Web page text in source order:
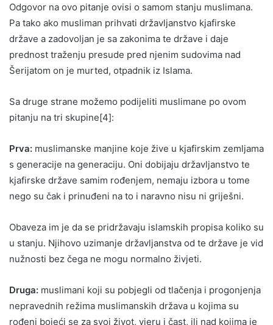
Odgovor na ovo pitanje ovisi o samom stanju muslimana.
Pa tako ako musliman prihvati državljanstvo kjafirske
države a zadovoljan je sa zakonima te države i daje
prednost traženju presude pred njenim sudovima nad
Šerijatom on je murted, otpadnik iz Islama.
Sa druge strane možemo podijeliti muslimane po ovom
pitanju na tri skupine[4]:
Prva: muslimanske manjine koje žive u kjafirskim zemljama
s generacije na generaciju. Oni dobijaju državljanstvo te
kjafirske države samim rođenjem, nemaju izbora u tome
nego su čak i prinuđeni na to i naravno nisu ni griješni.
Obaveza im je da se pridržavaju islamskih propisa koliko su
u stanju. Njihovo uzimanje državljanstva od te države je vid
nužnosti bez čega ne mogu normalno živjeti.
Druga: muslimani koji su pobjegli od tlačenja i progonjenja
nepravednih režima muslimanskih država u kojima su
rođeni bojeći se za svoj život, vjeru i čast, ili nad kojima je